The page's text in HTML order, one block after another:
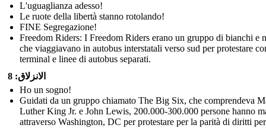
L'uguaglianza adesso!
Le ruote della libertà stanno rotolando!
FINE Segregazione!
Freedom Riders: I Freedom Riders erano un gruppo di bianchi e
che viaggiavano in autobus interstatali verso sud per protestare
terminal e linee di autobus separati.
الانزلاق: 8
Ho un sogno!
Guidati da un gruppo chiamato The Big Six, che comprendeva
Luther King Jr. e John Lewis, 200.000-300.000 persone hanno
attraverso Washington, DC per protestare per la parità di diritti